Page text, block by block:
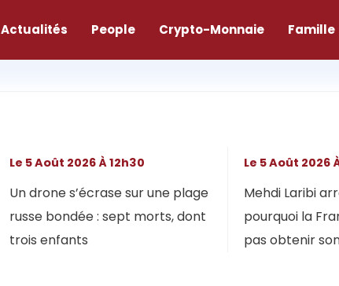
Actualités People Crypto-Monnaie Famille
Un drone s’écrase sur une plage
russe bondée : sept morts, dont
trois enfants
Le 5 Août 2026 À 12h30
Mehdi Laribi
pourquoi la
pas obtenir
Le 5 Août 2026